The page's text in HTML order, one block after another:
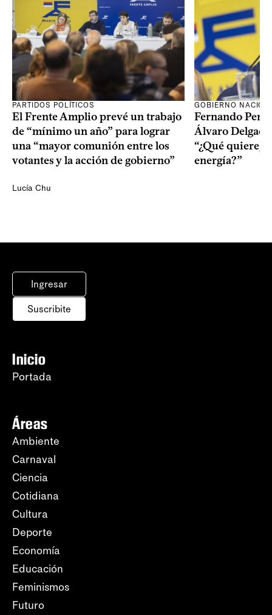
PARTIDOS POLÍTICOS
El Frente Amplio prevé un trabajo
de “mínimo un año” para lograr
una “mayor comunión entre los
votantes y la acción de gobierno”
Lucía Chu
GOBIERNO
Fernando
Álvaro
“¿Qué quiere,
energía?”
Ingresar
Suscribite
Inicio
Portada
Áreas
Ambiente
Carnaval
Ciencia
Cotidiana
Cultura
Deporte
Economía
Educación
Feminismos
Futuro